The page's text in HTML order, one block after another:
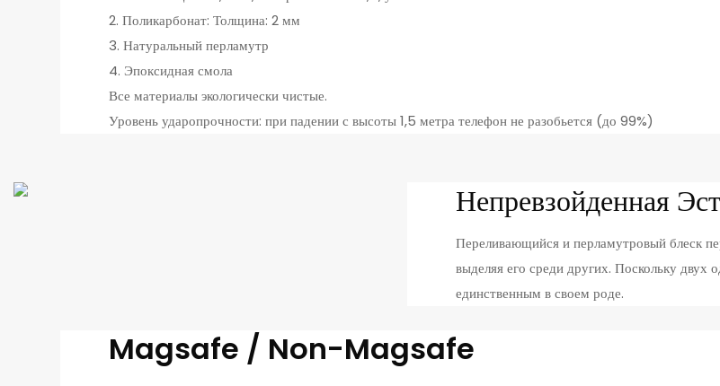
2. Поликарбонат: Толщина: 2 мм
3. Натуральный перламутр
4. Эпоксидная смола
Все материалы экологически чистые.
Уровень ударопрочности: при падении с высоты 1,5 метра телефон не разобьется (до 99%)
Непревзойденная
Переливающийся и перламутровый блеск
выделяя его среди других. Поскольку двух
единственным в своем роде.
Magsafe / Non-Magsafe